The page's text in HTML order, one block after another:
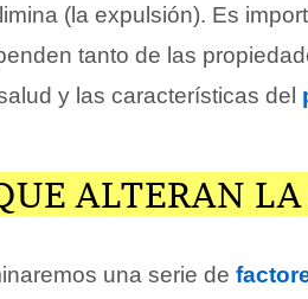
(la expulsión). Es
tanto de las
y las características del
ALTERAN
una serie de